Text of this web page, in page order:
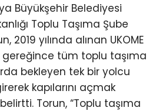
Büyükşehir Belediyesi
Toplu Taşıma Şube
2019 yılında alınan UKOME
gereğince tüm toplu taşıma
bekleyen tek bir yolcu
kapılarını açmak
Torun, “Toplu taşıma